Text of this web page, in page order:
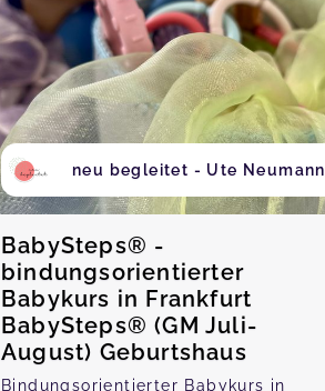
neu begleitet - Ute Neumann
BabySteps® -
bindungsorientierter
Babykurs in Frankfurt
BabySteps® (GM Juli-
August) Geburtshaus
Bindungsorientierter Babykurs in